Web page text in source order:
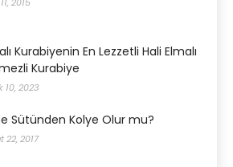
2015
Kurabiyenin En Lezzetli Hali Elmalı
Kurabiye
10, 2023
Sütünden Kolye Olur mu?
22, 2017